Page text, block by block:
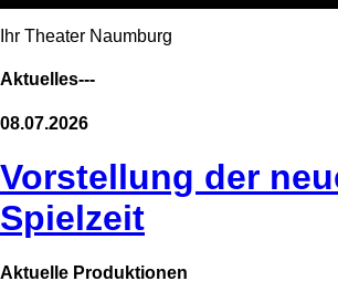
Ihr Theater Naumburg
Aktuelles---
08.07.2026
Vorstellung der
Spielzeit
Aktuelle Produktionen